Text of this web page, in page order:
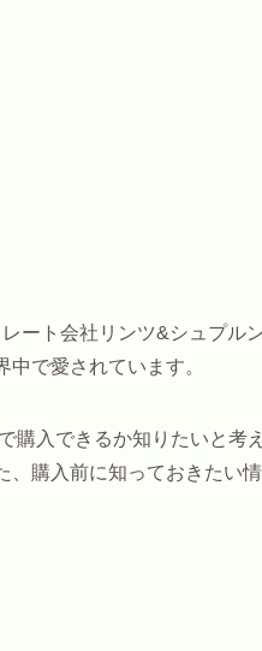
ート会社リンツ&シュプル
で愛されています。
購入できるか知りたいと考
購入前に知っておきたい